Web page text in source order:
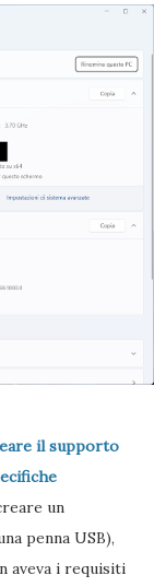
il supporto
un
penna USB),
aveva i requisiti